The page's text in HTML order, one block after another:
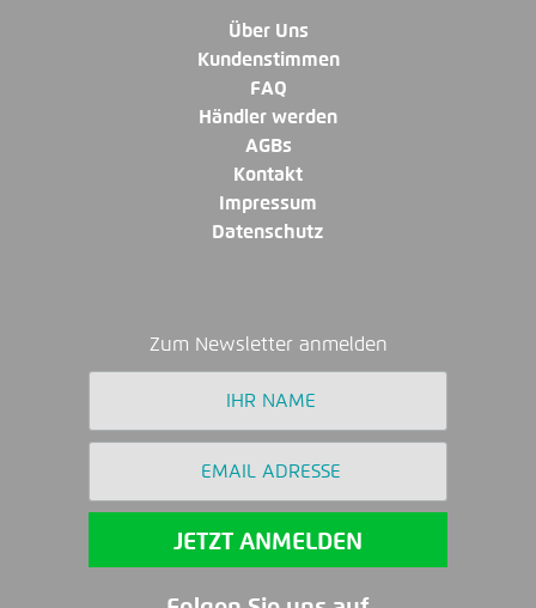
Über Uns
Kundenstimmen
FAQ
Händler werden
AGBs
Kontakt
Impressum
Datenschutz
Zum Newsletter anmelden